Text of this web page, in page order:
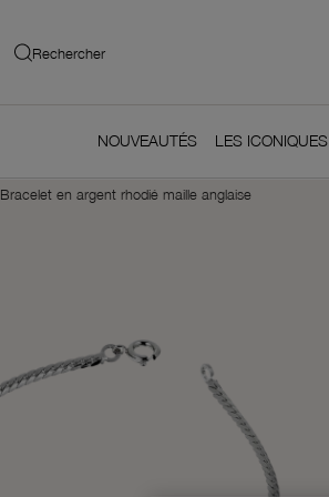
Rechercher
NOUVEAUTÉS LES ICONIQUES
Bracelet en argent rhodié maille anglaise